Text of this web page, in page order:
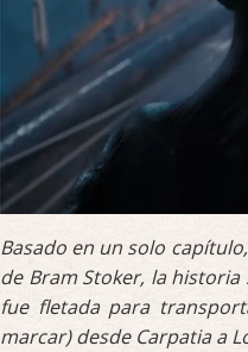
Basado en un solo
de Bram Stoker, la
fue fletada para
marcar) desde Carpatia a